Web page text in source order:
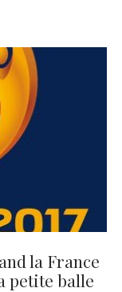
la France
petite balle